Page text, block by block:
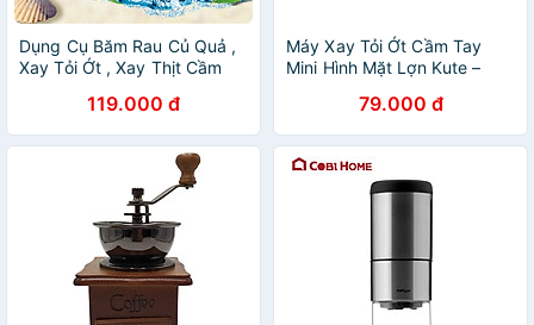
Dụng Cụ Băm Rau Củ Quả ,
Xay Tỏi Ớt , Xay Thịt Cầm
A397 - Hàng chính hãng
119.000 đ
Máy Xay Tỏi Ớt Cầm Tay
Mini Hình Mặt Lợn Kute –
Lưỡi Dao - HÀNG CHÍNH
HÃNG MINIIN
79.000 đ